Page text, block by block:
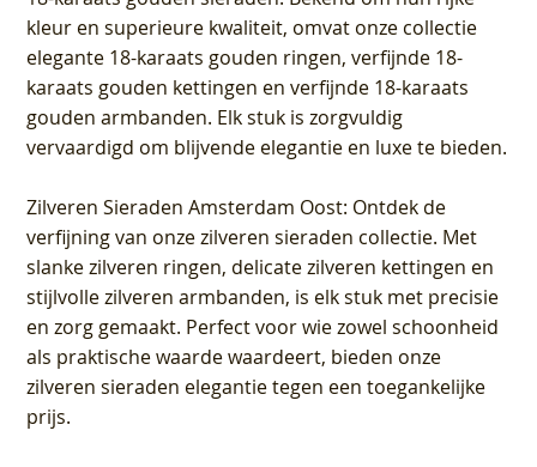
kleur en superieure kwaliteit, omvat onze collectie
elegante 18-karaats gouden ringen, verfijnde 18-
karaats gouden kettingen en verfijnde 18-karaats
gouden armbanden. Elk stuk is zorgvuldig
vervaardigd om blijvende elegantie en luxe te bieden.
Zilveren Sieraden Amsterdam Oost: Ontdek de
verfijning van onze zilveren sieraden collectie. Met
slanke zilveren ringen, delicate zilveren kettingen en
stijlvolle zilveren armbanden, is elk stuk met precisie
en zorg gemaakt. Perfect voor wie zowel schoonheid
als praktische waarde waardeert, bieden onze
zilveren sieraden elegantie tegen een toegankelijke
prijs.